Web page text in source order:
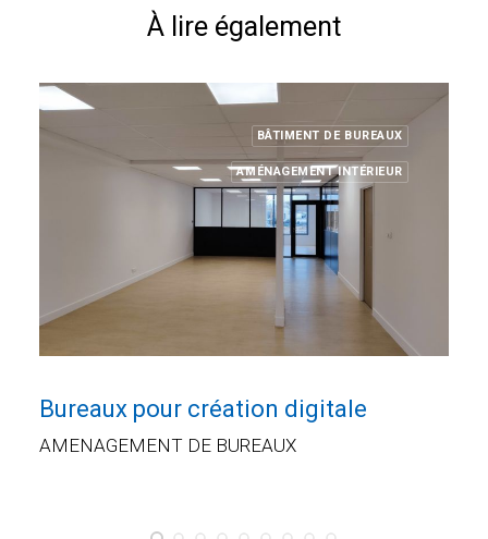
À lire également
BÂTIMENT DE BUREAUX
AMÉNAGEMENT INTÉRIEUR
Bureaux pour création digitale
AMENAGEMENT DE BUREAUX